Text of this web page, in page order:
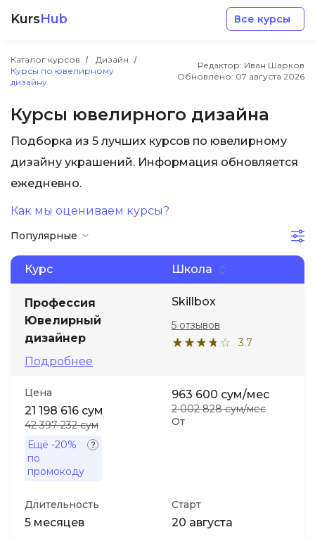
KursHub Все курсы
Каталог курсов
Дизайн
Курсы по ювелирному
дизайну
Редактор: Иван Шарков
Обновлено: 07 августа 2026
Курсы ювелирного дизайна
Подборка из 5 лучших курсов по ювелирному
дизайну украшений. Информация обновляется
ежедневно.
Как мы оцениваем курсы?
Популярные
Курс Школа
Профессия
Ювелирный
дизайнер
Подробнее
Skillbox
3.7
5 отзывов
Цена
21 198 616 сум
42 397 232 сум
Ещё -20%
по
промокоду
От
963 600 сум/мес
2 002 828 сум/мес
Длительность
5 месяцев
Старт
20 августа
Разработка
Маркетинг
Дизайн
Аналитика
Менеджмент
Иностранные языки
Soft Skills
ДПО
Детям
Акции и промокоды